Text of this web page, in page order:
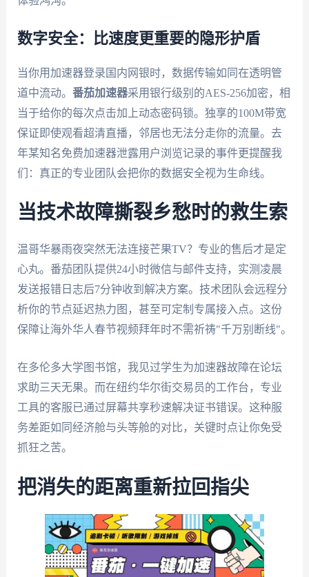
数字安全：比速度更重要的隐形护盾
当你用加速器登录国内网银时，数据传输如同在透明管
道中流动。 番茄加速器采用银行级别的AES-256加密，相
当于给你的每次点击加上动态密码锁。独享的100M带宽
保证即使观看超清直播，邻居也无法分走你的流量。去
年某知名免费加速器泄露用户浏览记录的事件更提醒我
们：真正的专业团队会把你的数据安全视为生命线。
当技术故障撕裂乡愁时的救生索
温哥华暴雨夜突然无法连接芒果TV？专业的售后才是定
心丸。番茄团队提供24小时微信与邮件支持，实测凌晨
发送报错日志后7分钟收到解决方案。技术团队会远程分
析你的节点延迟热力图，甚至可定制专属接入点。这份
保障让海外华人春节视频拜年时不需祈祷"千万别断线"。
在多伦多大学图书馆，我见过学生为加速器故障在论坛
求助三天无果。而在纽约华尔街交易员的工作台，专业
工具的客服已通过屏幕共享秒速解决证书错误。这种服
务差距如同经济舱与头等舱的对比，关键时点让你免受
抓狂之苦。
把消失的距离重新拉回指尖